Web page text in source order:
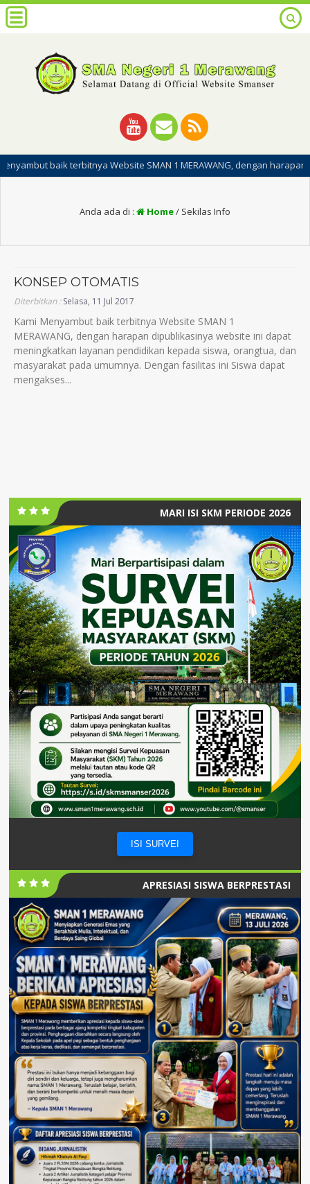
baik terbitnya Website SMAN 1 MERAWANG, dengan harapan
Anda ada di : Home/ Sekilas Info
KONSEP OTOMATIS
Diterbitkan :Selasa, 11 Jul 2017
Kami Menyambut baik terbitnya Website SMAN 1
MERAWANG, dengan harapan dipublikasinya website ini dapat
meningkatkan layanan pendidikan kepada siswa, orangtua, dan
masyarakat pada umumnya. Dengan fasilitas ini Siswa dapat
mengakses...
MARI ISI SKM PERIODE 2026
ISI SURVEI
APRESIASI SISWA BERPRESTASI